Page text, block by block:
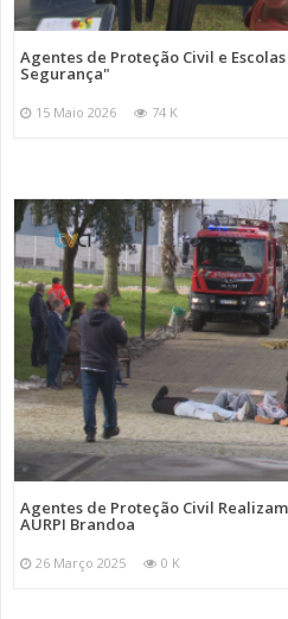
Agentes de Proteção Civil e
Segurança"
15 Maio 2026 74 K
Agentes de Proteção Civil
AURPI Brandoa
26 Março 2025 0 K